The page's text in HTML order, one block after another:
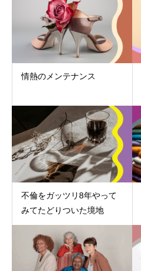
情熱のメンテナンス
不倫をガッツリ8年やって
みてたどりついた境地